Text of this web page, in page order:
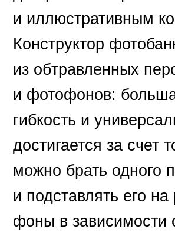
и иллюстративным
Конструктор
из обтравленных
и фотофонов:
гибкость и
достигается за счет
можно брать одного
и подставлять его
фоны в зависимости